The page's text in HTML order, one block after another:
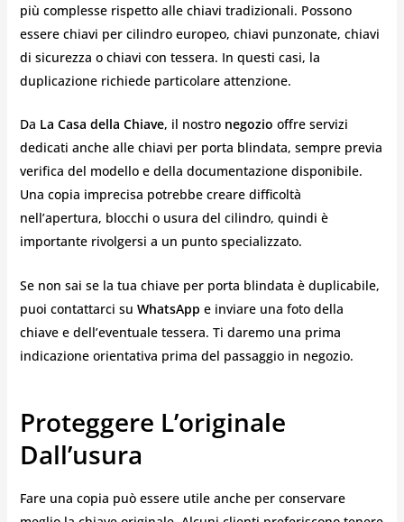
più complesse rispetto alle chiavi tradizionali. Possono
essere chiavi per cilindro europeo, chiavi punzonate, chiavi
di sicurezza o chiavi con tessera. In questi casi, la
duplicazione richiede particolare attenzione.
Da La Casa della Chiave, il nostro negozio offre servizi
dedicati anche alle chiavi per porta blindata, sempre previa
verifica del modello e della documentazione disponibile.
Una copia imprecisa potrebbe creare difficoltà
nell’apertura, blocchi o usura del cilindro, quindi è
importante rivolgersi a un punto specializzato.
Se non sai se la tua chiave per porta blindata è duplicabile,
puoi contattarci su WhatsApp e inviare una foto della
chiave e dell’eventuale tessera. Ti daremo una prima
indicazione orientativa prima del passaggio in negozio.
Proteggere L’originale
Dall’usura
Fare una copia può essere utile anche per conservare